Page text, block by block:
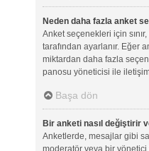
Neden daha fazla anket
Anket seçenekleri için
tarafından ayarlanır. Eğer
miktardan daha fazla
panosu yöneticisi ile
Başa dön
Bir anketi nasıl değiştirir
Anketlerde, mesajlar gibi
moderatör veya bir